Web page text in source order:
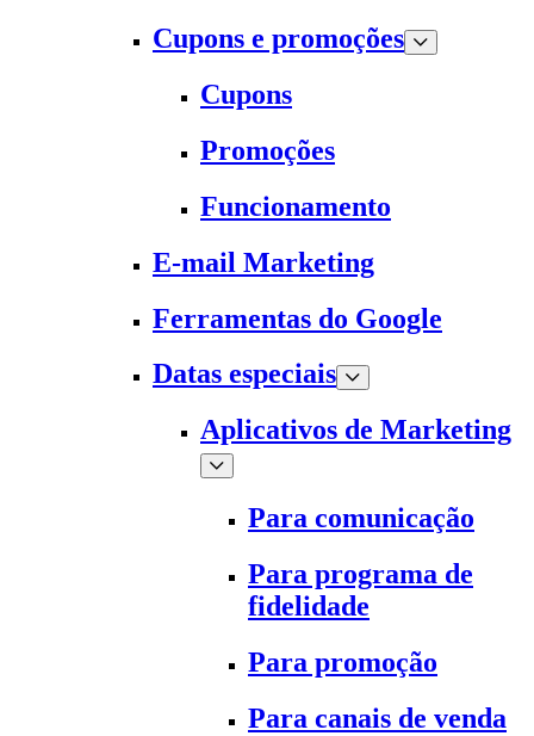
Cupons e promoções
Cupons
Promoções
Funcionamento
E-mail Marketing
Ferramentas do Google
Datas especiais
Aplicativos de Marketing
Para comunicação
Para programa de
fidelidade
Para promoção
Para canais de venda